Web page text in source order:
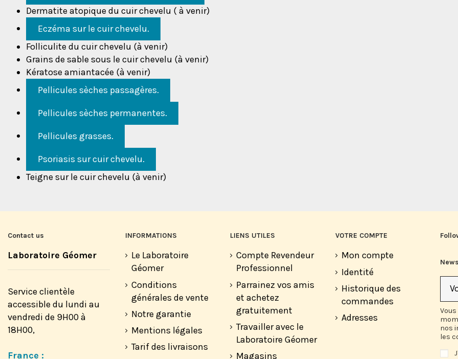
Dermatite atopique du cuir chevelu ( à venir)
Eczéma sur le cuir chevelu.
Folliculite du cuir chevelu (à venir)
Grains de sable sous le cuir chevelu (à venir)
Kératose amiantacée (à venir)
Pellicules sèches passagères.
Pellicules sèches permanentes.
Pellicules grasses.
Psoriasis sur cuir chevelu.
Teigne sur le cuir chevelu (à venir)
Contact us
Laboratoire Géomer
Service clientèle
accessible du lundi au
vendredi de 9H00 à
18H00,
France :
INFORMATIONS
Le Laboratoire
Géomer
Conditions
générales de vente
Notre garantie
Mentions légales
Tarif des livraisons
LIENS UTILES
Compte Revendeur
Professionnel
Parrainez vos amis
et achetez
gratuitement
Travailler avec le
Laboratoire Géomer
Magasins
VOTRE COMPTE
Mon compte
Identité
Historique des
commandes
Adresses
nos
les